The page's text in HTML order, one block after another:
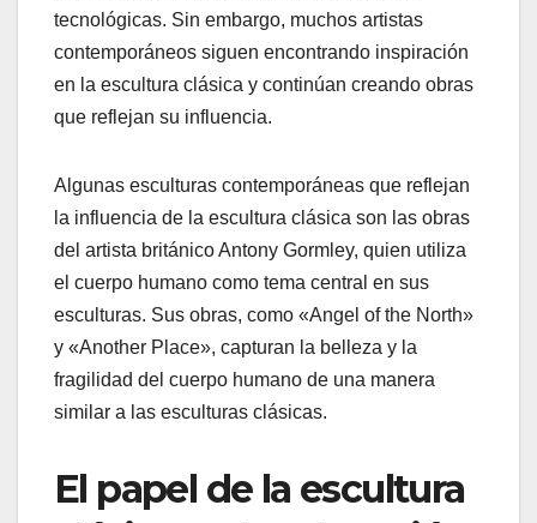
tecnológicas. Sin embargo, muchos artistas
contemporáneos siguen encontrando inspiración
en la escultura clásica y continúan creando obras
que reflejan su influencia.
Algunas esculturas contemporáneas que reflejan
la influencia de la escultura clásica son las obras
del artista británico Antony Gormley, quien utiliza
el cuerpo humano como tema central en sus
esculturas. Sus obras, como «Angel of the North»
y «Another Place», capturan la belleza y la
fragilidad del cuerpo humano de una manera
similar a las esculturas clásicas.
El papel de la escultura